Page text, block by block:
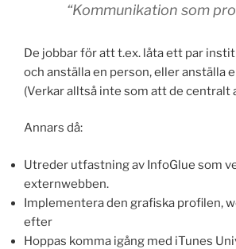
“Kommunikation som
De jobbar för att t.ex. låta ett par
och anställa en person, eller anställa
(Verkar alltså inte som att de centralt
Annars då:
Utreder utfastning av InfoGlue som
externwebben.
Implementera den grafiska profilen,
efter
Hoppas komma igång med iTunes